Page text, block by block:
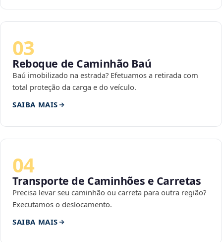
03
Reboque de Caminhão Baú
Baú imobilizado na estrada? Efetuamos a retirada com
total proteção da carga e do veículo.
SAIBA MAIS
04
Transporte de Caminhões e Carretas
Precisa levar seu caminhão ou carreta para outra região?
Executamos o deslocamento.
SAIBA MAIS